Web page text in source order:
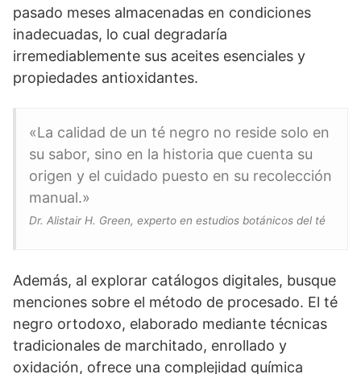
pasado meses almacenadas en condiciones
inadecuadas, lo cual degradaría
irremediablemente sus aceites esenciales y
propiedades antioxidantes.
«La calidad de un té negro no reside solo en
su sabor, sino en la historia que cuenta su
origen y el cuidado puesto en su recolección
manual.»
Dr. Alistair H. Green, experto en estudios botánicos del té
Además, al explorar catálogos digitales, busque
menciones sobre el método de procesado. El té
negro ortodoxo, elaborado mediante técnicas
tradicionales de marchitado, enrollado y
oxidación, ofrece una complejidad química